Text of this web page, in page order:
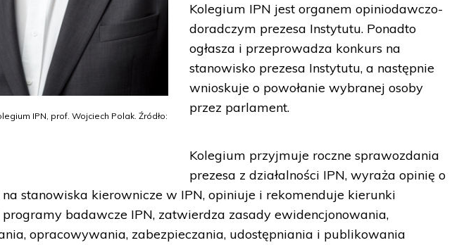
IPN, prof. Wojciech Polak. Źródło:
Kolegium IPN jest organem opiniodawczo-
doradczym prezesa Instytutu. Ponadto
ogłasza i przeprowadza konkurs na
stanowisko prezesa Instytutu, a następnie
wnioskuje o powołanie wybranej osoby
przez parlament.
Kolegium przyjmuje roczne sprawozdania
prezesa z działalności IPN, wyraża opinię o
stanowiska kierownicze w IPN, opiniuje i rekomenduje kierunki
programy badawcze IPN, zatwierdza zasady ewidencjonowania,
opracowywania, zabezpieczania, udostępniania i publikowania